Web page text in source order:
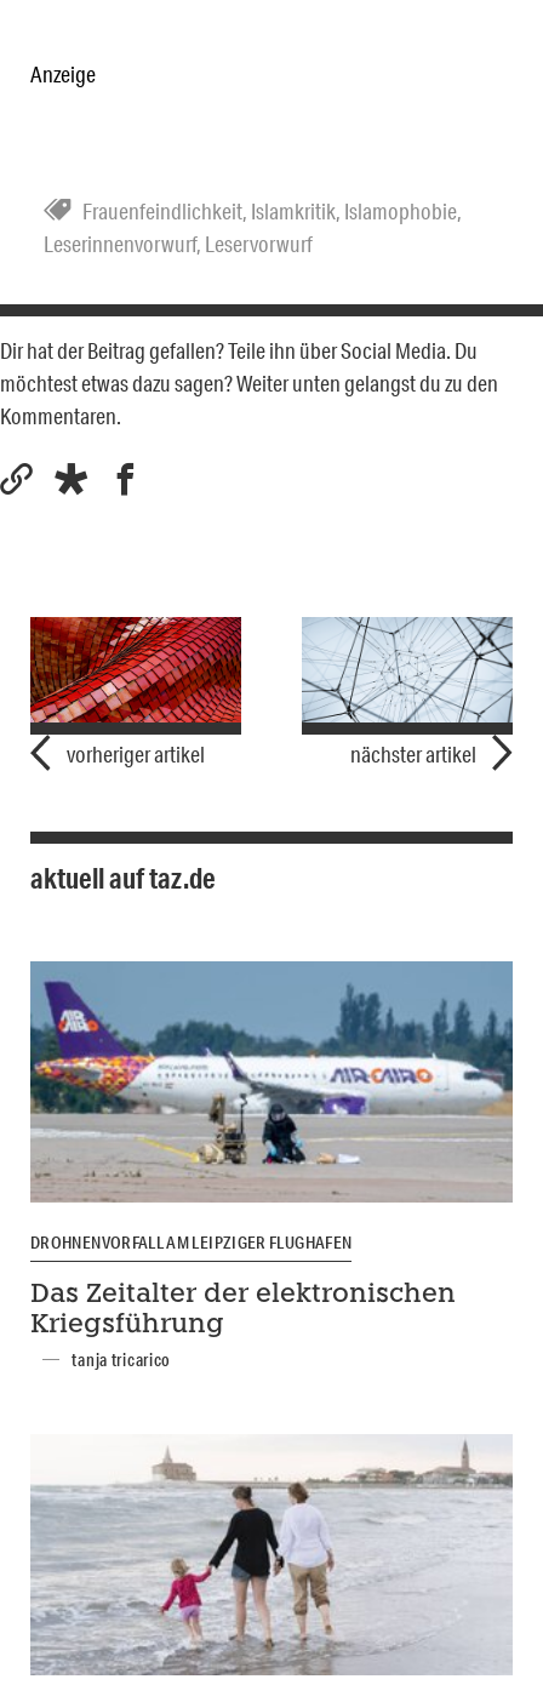
Anzeige
Frauenfeindlichkeit, Islamkritik, Islamophobie,
Leserinnenvorwurf, Leservorwurf
Dir hat der Beitrag gefallen? Teile ihn über Social Media. Du
möchtest etwas dazu sagen? Weiter unten gelangst du zu den
Kommentaren.
vorheriger artikel nächster artikel
aktuell auf taz.de
DROHNENVORFALL AM LEIPZIGER FLUGHAFEN
Das Zeitalter der elektronischen
Kriegsführung
tanja tricarico